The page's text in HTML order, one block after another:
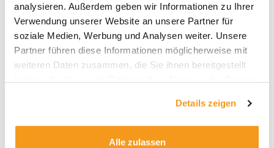
analysieren. Außerdem geben wir Informationen zu Ihrer
Verwendung unserer Website an unsere Partner für
soziale Medien, Werbung und Analysen weiter. Unsere
Partner führen diese Informationen möglicherweise mit
weiteren Daten zusammen, die Sie ihnen bereitgestellt
Details zeigen
Alle zulassen
2025
2024
2023
2022
2019